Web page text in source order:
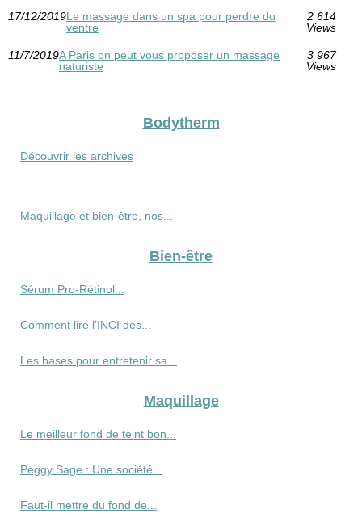
17/12/2019Le massage dans un spa pour perdre du
ventre
2 614
Views
11/7/2019A Paris on peut vous proposer un massage
naturiste
3 967
Views
Bodytherm
Découvrir les archives
Maquillage et bien-être, nos...
Bien-être
Sérum Pro‑Rétinol...
Comment lire l’INCI des...
Les bases pour entretenir sa...
Maquillage
Le meilleur fond de teint bon...
Peggy Sage : Une société...
Faut-il mettre du fond de...